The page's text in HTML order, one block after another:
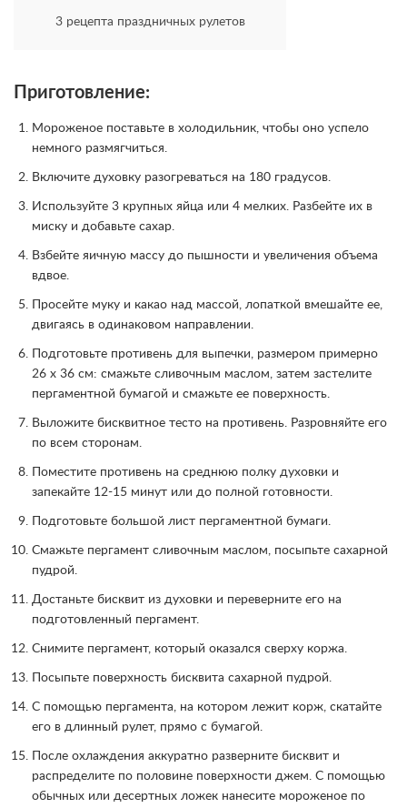
3 рецепта праздничных рулетов
Приготовление:
Мороженое поставьте в холодильник, чтобы оно успело
немного размягчиться.
Включите духовку разогреваться на 180 градусов.
Используйте 3 крупных яйца или 4 мелких. Разбейте их в
миску и добавьте сахар.
Взбейте яичную массу до пышности и увеличения объема
вдвое.
Просейте муку и какао над массой, лопаткой вмешайте ее,
двигаясь в одинаковом направлении.
Подготовьте противень для выпечки, размером примерно
26 x 36 см: смажьте сливочным маслом, затем застелите
пергаментной бумагой и смажьте ее поверхность.
Выложите бисквитное тесто на противень. Разровняйте его
по всем сторонам.
Поместите противень на среднюю полку духовки и
запекайте 12-15 минут или до полной готовности.
Подготовьте большой лист пергаментной бумаги.
Смажьте пергамент сливочным маслом, посыпьте сахарной
пудрой.
Достаньте бисквит из духовки и переверните его на
подготовленный пергамент.
Снимите пергамент, который оказался сверху коржа.
Посыпьте поверхность бисквита сахарной пудрой.
С помощью пергамента, на котором лежит корж, скатайте
его в длинный рулет, прямо с бумагой.
После охлаждения аккуратно разверните бисквит и
распределите по половине поверхности джем. С помощью
обычных или десертных ложек нанесите мороженое по